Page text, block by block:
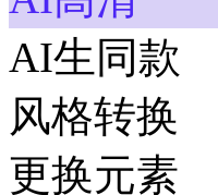
AI生同款
风格转换
更换元素